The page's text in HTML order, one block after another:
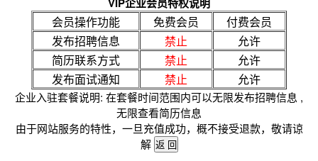
会员操作功能 免费会员
付费会员
发布招聘信息
禁止
允许
简历联系方式
禁止
允许
发布面试通知
禁止 允许
企业入驻套餐说明: 在套餐时间范围内可以无限发布招聘信息 ,
无限查看简历信息
由于网站服务的特性，一旦充值成功，概不接受退款，敬请谅
解